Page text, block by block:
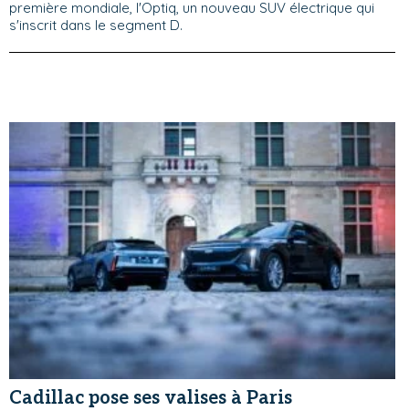
première mondiale, l'Optiq, un nouveau SUV électrique qui
s'inscrit dans le segment D.
Cadillac pose ses valises à Paris